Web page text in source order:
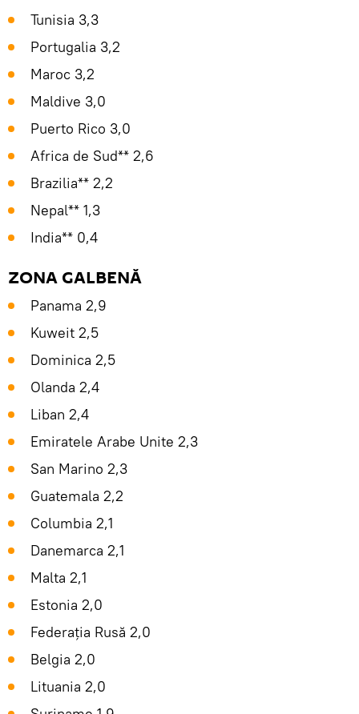
Tunisia 3,3
Portugalia 3,2
Maroc 3,2
Maldive 3,0
Puerto Rico 3,0
Africa de Sud** 2,6
Brazilia** 2,2
Nepal** 1,3
India** 0,4
ZONA GALBENĂ
Panama 2,9
Kuweit 2,5
Dominica 2,5
Olanda 2,4
Liban 2,4
Emiratele Arabe Unite 2,3
San Marino 2,3
Guatemala 2,2
Columbia 2,1
Danemarca 2,1
Malta 2,1
Estonia 2,0
Federația Rusă 2,0
Belgia 2,0
Lituania 2,0